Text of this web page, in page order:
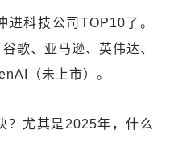
进科技公司TOP10了。
歌、亚马逊、英伟达、
（未上市）。
？尤其是2025年，什么